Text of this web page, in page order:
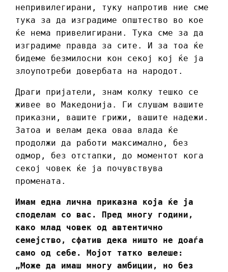
непривилегирани, туку напротив ние сме
тука за да изградиме општество во кое
ќе нема привелигирани. Тука сме за да
изградиме правда за сите. И за тоа ќе
бидеме безмилосни кон секој кој ќе ја
злоупотреби довербата на народот.
Драги пријатели, знам колку тешко се
живее во Македонија. Ги слушам вашите
приказни, вашите грижи, вашите надежи.
Затоа и велам дека оваа влада ќе
продолжи да работи максимално, без
одмор, без отстапки, до моментот кога
секој човек ќе ја почувствува
промената.
Имам една лична приказна која ќе ја
споделам со вас. Пред многу години,
како млад човек од автентично
семејство, сфатив дека ништо не доаѓа
само од себе. Мојот татко велеше:
„Може да имаш многу амбиции, но без